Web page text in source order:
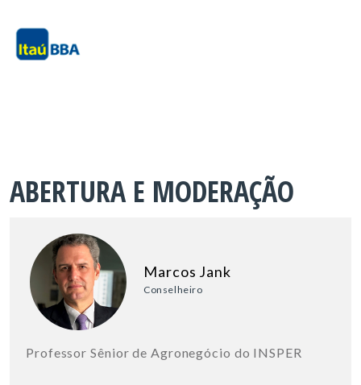
ABERTURA E MODERAÇÃO
Marcos Jank
Conselheiro
Professor Sênior de Agronegócio do INSPER